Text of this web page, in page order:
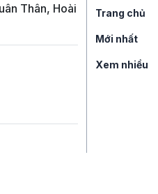
Thân, Hoài
Trang chủ
Mới nhất
Xem nhiều